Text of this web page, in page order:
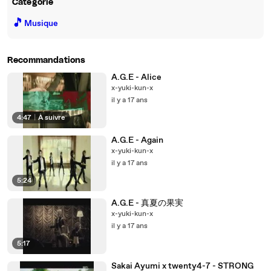
Catégorie
🎵 Musique
Recommandations
4:47 | À suivre
A.G.E - Alice
x-yuki-kun-x
il y a 17 ans
5:24
A.G.E - Again
x-yuki-kun-x
il y a 17 ans
5:17
A.G.E - 真夏の果実
x-yuki-kun-x
il y a 17 ans
Sakai Ayumi x twenty4-7 - STRONG